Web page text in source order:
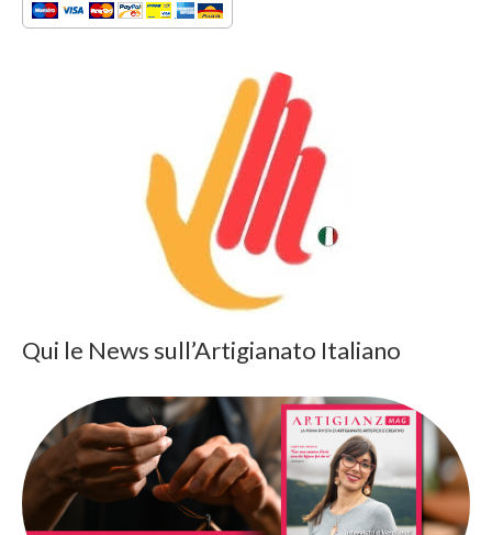
Qui le News sull’Artigianato Italiano